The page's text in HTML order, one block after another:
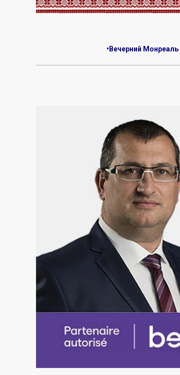
•Вечерний Монреаль